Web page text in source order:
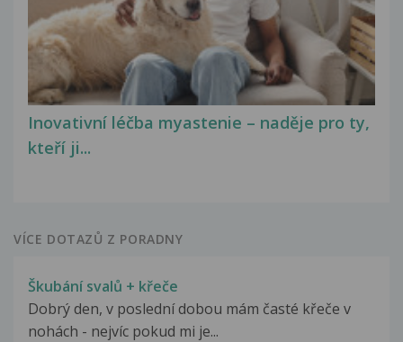
Inovativní léčba myastenie – naděje pro ty,
kteří ji...
VÍCE DOTAZŮ Z PORADNY
Škubání svalů + křeče
Dobrý den, v poslední dobou mám časté křeče v
nohách - nejvíc pokud mi je...